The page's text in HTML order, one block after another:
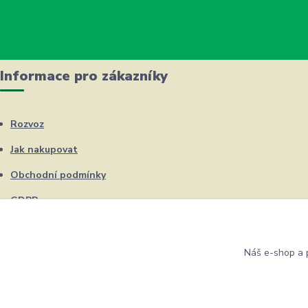
Informace pro zákazníky
Rozvoz
Jak nakupovat
Obchodní podmínky
GDPR
Náš e-shop a